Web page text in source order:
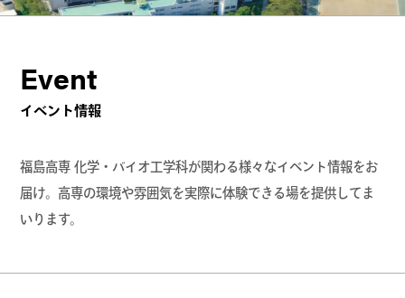
Event
イベント情報
福島高専 化学・バイオ工学科が関わる様々なイベント情報をお
届け。高専の環境や雰囲気を実際に体験できる場を提供してま
いります。